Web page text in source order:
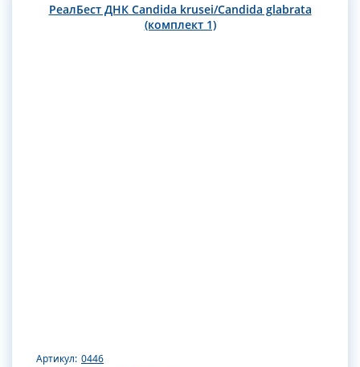
РеалБест ДНК Candida krusei/Candida glabrata
(комплект 1)
Артикул: 0446